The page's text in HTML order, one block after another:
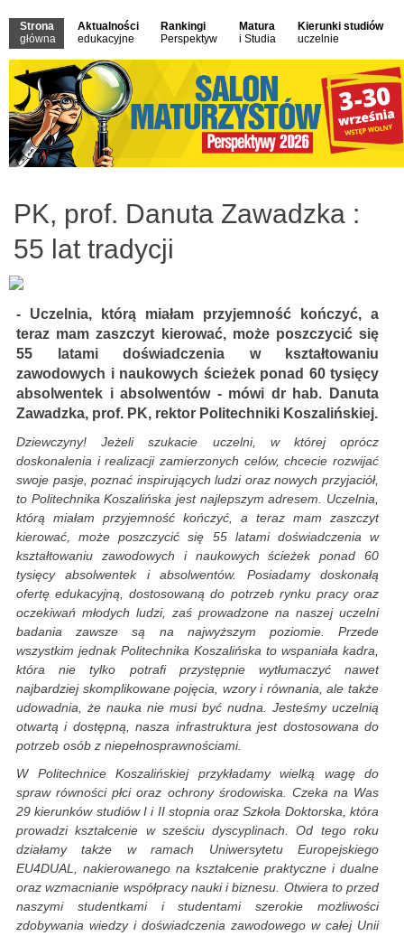
Strona
główna
Aktualności
edukacyjne
Rankingi
Perspektyw
Matura
i Studia
Kierunki studiów
uczelnie
PK, prof. Danuta Zawadzka :
55 lat tradycji
- Uczelnia, którą miałam przyjemność kończyć, a
teraz mam zaszczyt kierować, może poszczycić się
55 latami doświadczenia w kształtowaniu
zawodowych i naukowych ścieżek ponad 60 tysięcy
absolwentek i absolwentów - mówi dr hab. Danuta
Zawadzka, prof. PK, rektor Politechniki Koszalińskiej.
Dziewczyny! Jeżeli szukacie uczelni, w której oprócz
doskonalenia i realizacji zamierzonych celów, chcecie rozwijać
swoje pasje, poznać inspirujących ludzi oraz nowych przyjaciół,
to Politechnika Koszalińska jest najlepszym adresem. Uczelnia,
którą miałam przyjemność kończyć, a teraz mam zaszczyt
kierować, może poszczycić się 55 latami doświadczenia w
kształtowaniu zawodowych i naukowych ścieżek ponad 60
tysięcy absolwentek i absolwentów. Posiadamy doskonałą
ofertę edukacyjną, dostosowaną do potrzeb rynku pracy oraz
oczekiwań młodych ludzi, zaś prowadzone na naszej uczelni
badania zawsze są na najwyższym poziomie. Przede
wszystkim jednak Politechnika Koszalińska to wspaniała kadra,
która nie tylko potrafi przystępnie wytłumaczyć nawet
najbardziej skomplikowane pojęcia, wzory i równania, ale także
udowadnia, że nauka nie musi być nudna. Jesteśmy uczelnią
otwartą i dostępną, nasza infrastruktura jest dostosowana do
potrzeb osób z niepełnosprawnościami.
W Politechnice Koszalińskiej przykładamy wielką wagę do
spraw równości płci oraz ochrony środowiska. Czeka na Was
29 kierunków studiów I i II stopnia oraz Szkoła Doktorska, która
prowadzi kształcenie w sześciu dyscyplinach. Od tego roku
działamy także w ramach Uniwersytetu Europejskiego
EU4DUAL, nakierowanego na kształcenie praktyczne i dualne
oraz wzmacnianie współpracy nauki i biznesu. Otwiera to przed
naszymi studentkami i studentami szerokie możliwości
zdobywania wiedzy i doświadczenia zawodowego w całej Unii